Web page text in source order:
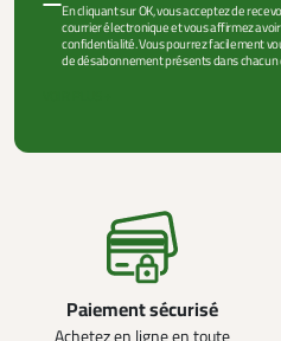
En cliquant sur OK, vous acceptez de
courrier électronique et vous affirmez
confidentialité. Vous pourrez facilement
de désabonnement présents dans chacun
Paiement sécurisé